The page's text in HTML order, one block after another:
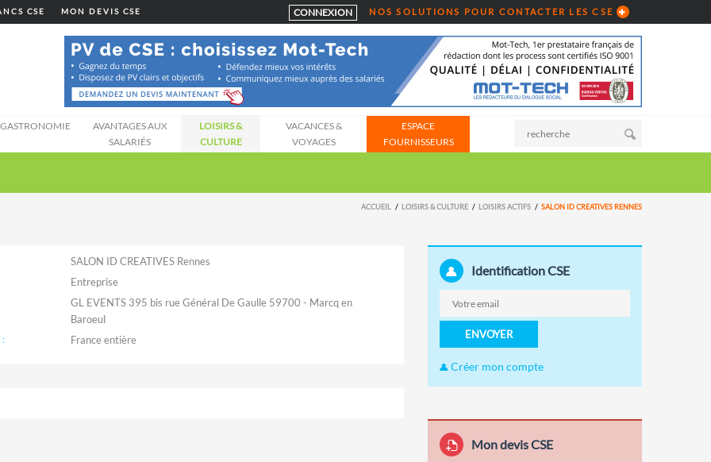
CSE MON DEVIS CSE CONNEXION NOS SOLUTIONS POUR CONTACTER LES CSE
GASTRONOMIE
AVANTAGES AUX
SALARIÉS
LOISIRS &
CULTURE
VACANCES &
VOYAGES
ESPACE
FOURNISSEURS
ACCUEIL LOISIRS & CULTURE LOISIRS ACTIFS SALON ID CREATIVES RENNES
SALON ID CREATIVES Rennes
Entreprise
GL EVENTS 395 bis rue Général De Gaulle 59700 - Marcq en
Baroeul
:
Identification CSE
ENVOYER
Créer mon compte
Mon devis CSE